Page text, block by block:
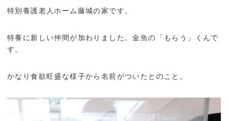
特別養護老人ホーム藤城の家です。
特養に新しい仲間が加わりました。金魚の「もらう」くんで
す。
かなり食欲旺盛な様子から名前がついたとのこと。